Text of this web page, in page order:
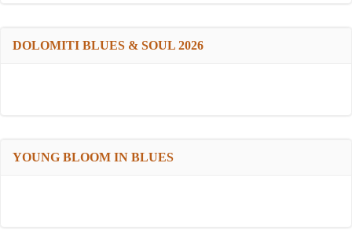
DOLOMITI BLUES & SOUL 2026
YOUNG BLOOM IN BLUES